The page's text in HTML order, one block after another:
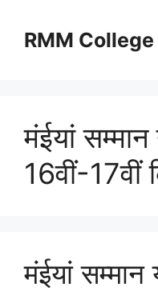
RMM
मंईयां
16वीं-17वीं
मंईयां सम्मान